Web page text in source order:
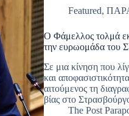
Featured,
Ο Φάμελλος τολμά
την ευρωομάδα του
Σε μια κίνηση που
και
αιτούμενος τη
βίας στο
The Post